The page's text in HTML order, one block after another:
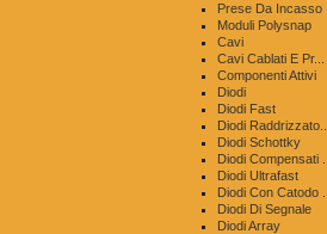
Prese Da Incasso
Moduli Polysnap
Cavi
Cavi Cablati E Pr...
Componenti Attivi
Diodi
Diodi Fast
Diodi Raddrizzato...
Diodi Schottky
Diodi Compensati ...
Diodi Ultrafast
Diodi Con Catodo ...
Diodi Di Segnale
Diodi Array